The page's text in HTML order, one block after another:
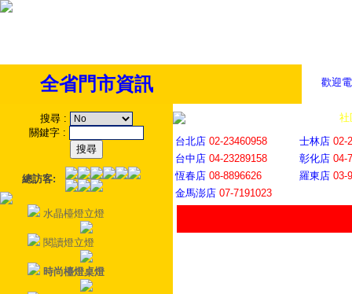
歡迎
全省門市資訊
搜尋 :
關鍵字 :
總訪客:
水晶檯燈立燈
閱讀燈立燈
時尚檯燈桌燈
社
台北店 02-23460958 士林店 02-
台中店 04-23289158 彰化店 04-
恆春店 08-8896626 羅東店 03-
金馬澎店 07-7191023